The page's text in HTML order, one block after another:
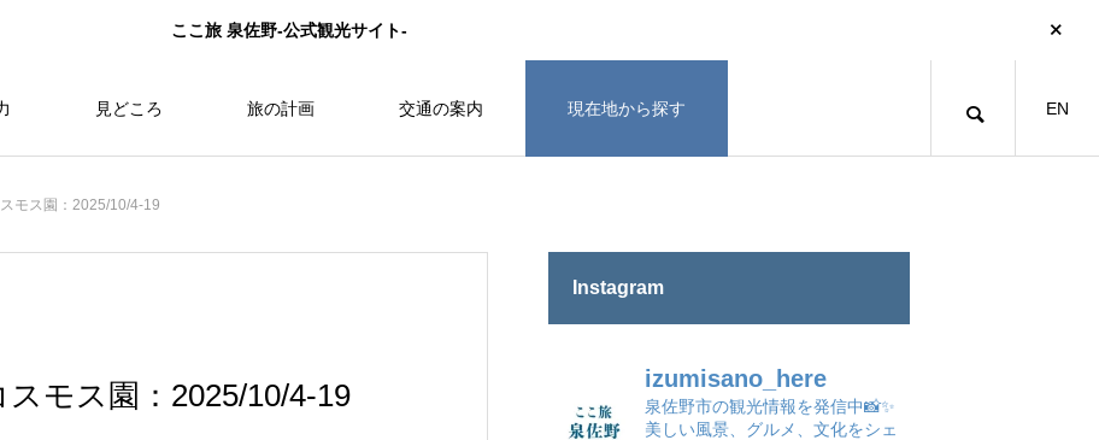
ここ旅 泉佐野-公式観光サイト-
見どころ 旅の計画 交通の案内 現在地から探す EN
モス園：2025/10/4-19
モス園：2025/10/4-19
Instagram
izumisano_here
泉佐野市の観光情報を発信中📸✨
美しい風景、グルメ、文化をシェ